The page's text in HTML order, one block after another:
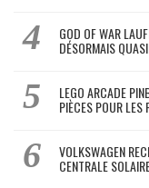
GOD OF WAR
DÉSORMAIS
LEGO ARCADE
PIÈCES POUR LES
VOLKSWAGEN
CENTRALE